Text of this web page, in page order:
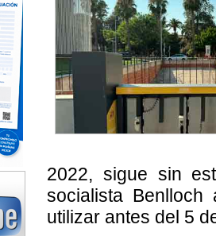
2022, sigue sin
socialista
utilizar antes del 5